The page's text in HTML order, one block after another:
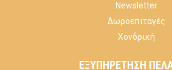
Newsletter
Δωροεπιταγές
Χονδρική
ΕΞΥΠΗΡΈΤΗΣΗ